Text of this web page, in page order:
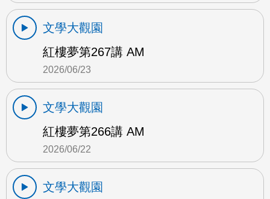
文學大觀園
紅樓夢第267講 AM
2026/06/23
文學大觀園
紅樓夢第266講 AM
2026/06/22
文學大觀園